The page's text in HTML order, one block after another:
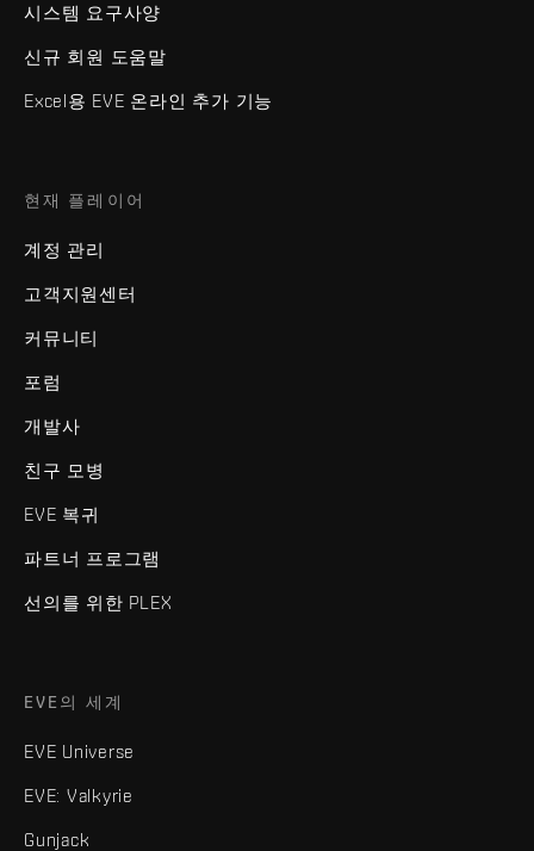
시스템 요구사양
신규 회원 도움말
Excel용 EVE 온라인 추가 기능
현재 플레이어
계정 관리
고객지원센터
커뮤니티
포럼
개발사
친구 모병
EVE 복귀
파트너 프로그램
선의를 위한 PLEX
EVE의 세계
EVE Universe
EVE: Valkyrie
Gunjack